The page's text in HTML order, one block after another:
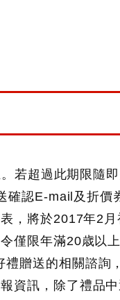
若超過此期限隨即
認E-mail及折價
，將於2017年2
僅限年滿20歳以上
贈送的相關諮詢
資訊，除了禮品